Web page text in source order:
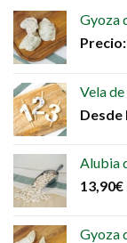
Gyoza
Precio:
Vela
Desde
Alubia
13,90€
Gyoza